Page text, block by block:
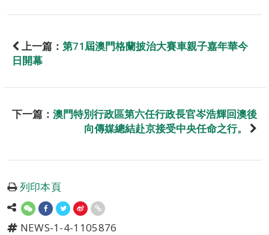
上一篇： 第71屆澳門格蘭披治大賽車親子嘉年華今
日開幕
下一篇： 澳門特別行政區第六任行政長官岑浩輝回澳後
向傳媒總結赴京接受中央任命之行。
列印本頁
NEWS-1-4-1105876